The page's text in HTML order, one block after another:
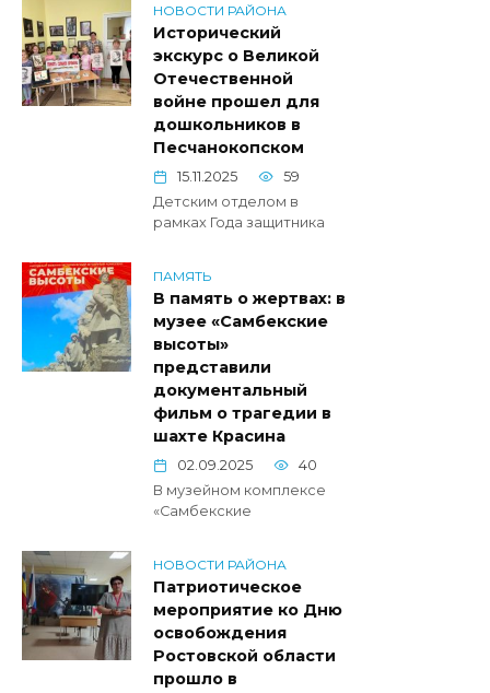
НОВОСТИ РАЙОНА
Исторический
экскурс о Великой
Отечественной
войне прошел для
дошкольников в
Песчанокопском
15.11.2025
59
Детским отделом в
рамках Года защитника
ПАМЯТЬ
В память о жертвах: в
музее «Самбекские
высоты»
представили
документальный
фильм о трагедии в
шахте Красина
02.09.2025
40
В музейном комплексе
«Самбекские
НОВОСТИ РАЙОНА
Патриотическое
мероприятие ко Дню
освобождения
Ростовской области
прошло в